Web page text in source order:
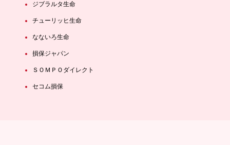
ジブラルタ生命
チューリッヒ生命
なないろ生命
損保ジャパン
ＳＯＭＰＯダイレクト
セコム損保